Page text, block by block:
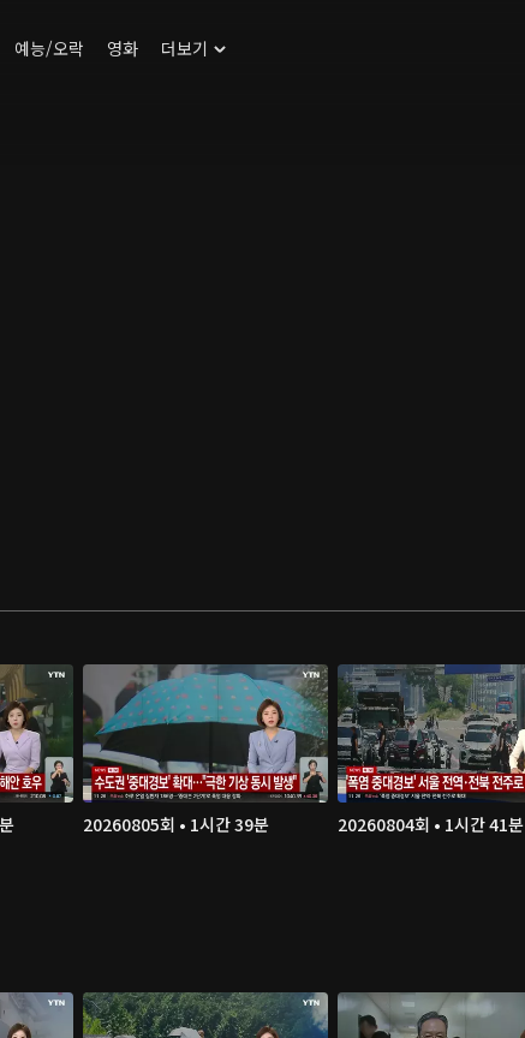
예능/오락 영화 더보기
20260805회 • 1시간 39분 20260804회 • 1시간 41분